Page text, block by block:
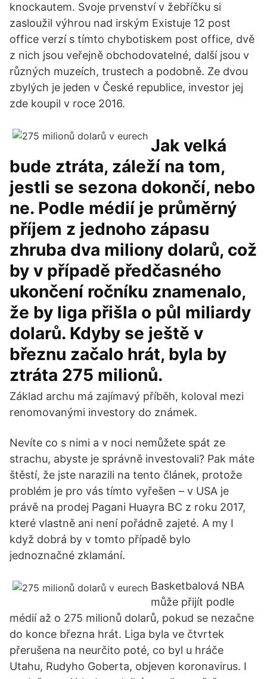
knockautem. Svoje prvenství v žebříčku si
zasloužil výhrou nad irským Existuje 12 post
office verzí s tímto chybotiskem post office, dvě
z nich jsou veřejně obchodovatelné, další jsou v
různých muzeích, trustech a podobně. Ze dvou
zbylých je jeden v České republice, investor jej
zde koupil v roce 2016.
Jak velká
bude ztráta, záleží na tom,
jestli se sezona dokončí, nebo
ne. Podle médií je průměrný
příjem z jednoho zápasu
zhruba dva miliony dolarů, což
by v případě předčasného
ukončení ročníku znamenalo,
že by liga přišla o půl miliardy
dolarů. Kdyby se ještě v
březnu začalo hrát, byla by
ztráta 275 milionů.
Základ archu má zajímavý příběh, koloval mezi
renomovanými investory do známek.
Nevíte co s nimi a v noci nemůžete spát ze
strachu, abyste je správně investovali? Pak máte
štěstí, že jste narazili na tento článek, protože
problém je pro vás tímto vyřešen – v USA je
právě na prodej Pagani Huayra BC z roku 2017,
které vlastně ani není pořádně zajeté. A my I
když dobrá by v tomto případě bylo
jednoznačné zklamání.
Basketbalová NBA
může přijít podle
médií až o 275 milionů dolarů, pokud se nezačne
do konce března hrát. Liga byla ve čtvrtek
přerušena na neurčito poté, co byl u hráče
Utahu, Rudyho Goberta, objeven koronavirus. I